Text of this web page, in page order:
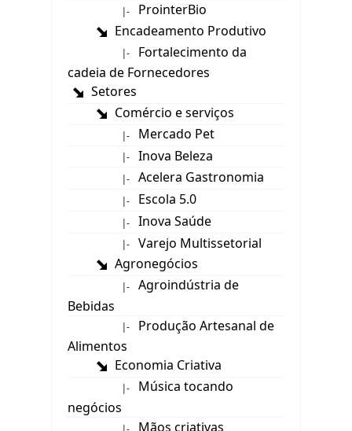
|-
ProinterBio
Encadeamento Produtivo
|-
Fortalecimento da
cadeia de Fornecedores
Setores
Comércio e serviços
|- Mercado Pet
|- Inova Beleza
|- Acelera Gastronomia
|- Escola 5.0
|- Inova Saúde
|-
Varejo Multissetorial
Agronegócios
|-
Agroindústria de
Bebidas
|-
Produção Artesanal de
Alimentos
Economia Criativa
|-
Música tocando
negócios
Mãos criativas